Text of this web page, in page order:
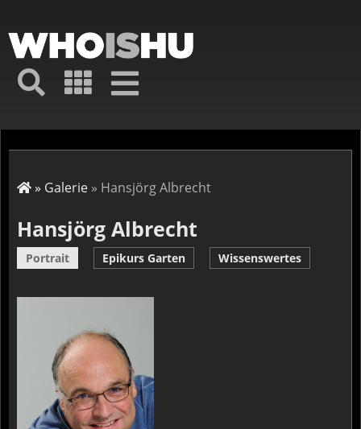
Inhalt
Navigation
Kurz-
SucheGalerie
Startseite
Galerie Hansjörg Albrecht
Hansjörg Albrecht
Portrait Epikurs Garten Wissenswertes